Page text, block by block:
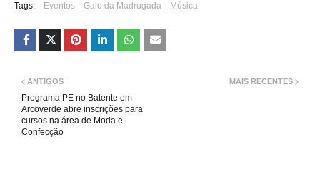
Tags: Eventos Galo da Madrugada Música
MAIS RECENTES
ANTIGOS
Programa PE no Batente em
Arcoverde abre inscrições para
cursos na área de Moda e
Confecção